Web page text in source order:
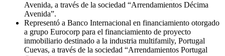
Avenida, a través de la sociedad “Arrendamientos Décima
Avenida”.
Representó a Banco Internacional en financiamiento otorgado
a grupo Eurocorp para el financiamiento de proyecto
inmobiliario destinado a la industria multifamily, Portugal
Cuevas, a través de la sociedad “Arrendamientos Portugal